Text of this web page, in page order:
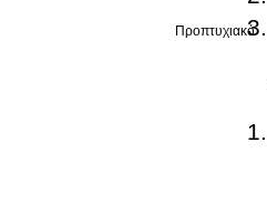
Προπτυχιακό